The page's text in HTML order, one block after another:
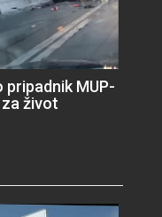
pripadnik MUP-
za život